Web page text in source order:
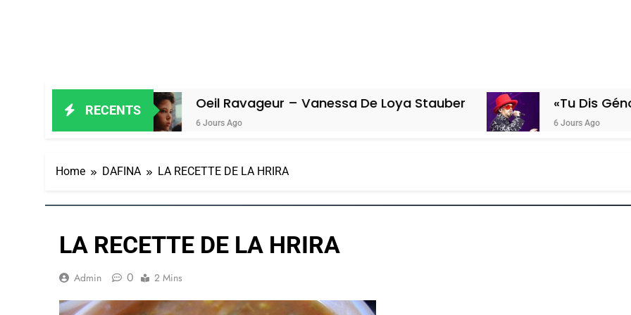
RECENTSOeil Ravageur – Vanessa De Loya Stauber
6 Jours Ago
«Tu Dis Génocide, Je
6 Jours Ago
Home DAFINA LA RECETTE DE LA HRIRA
LA RECETTE DE LA HRIRA
Admin 0 2 Mins